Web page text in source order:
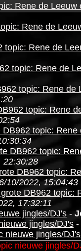
Rene de Leeuw
Rene de
topic: Rene de
topic: Rene de
topic: Rene de
topic: Rene
DB962 topic:
DB962 topic:
22:30:28
DB962 topic:
10/2022, 15:04:43
DB962 topic:
17:32:11
jingles/DJ's -
jingles/DJ's -
nieuwe jingles/DJ's
nieuwe jingles/